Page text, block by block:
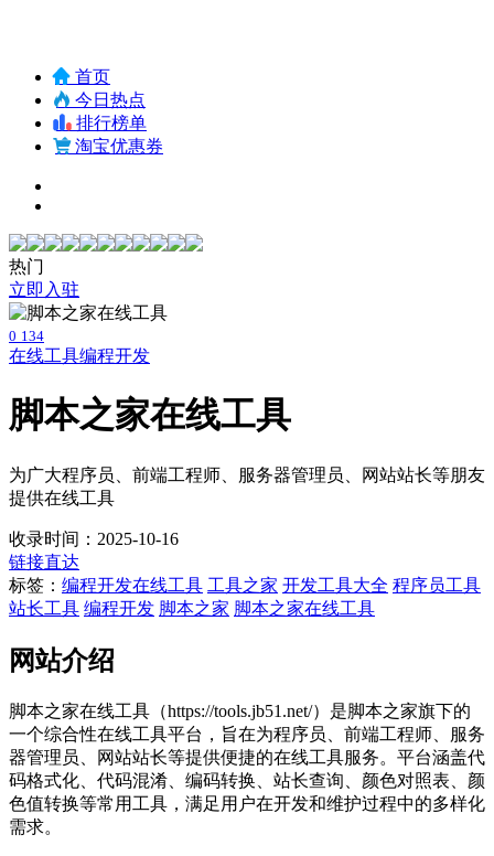
首页
今日热点
排行榜单
淘宝优惠券
热门
立即入驻
0 134
在线工具编程开发
脚本之家在线工具
为广大程序员、前端工程师、服务器管理员、网站站长等朋友
提供在线工具
收录时间：2025-10-16
链接直达
标签： 编程开发在线工具 工具之家 开发工具大全 程序员工具
站长工具 编程开发 脚本之家 脚本之家在线工具
网站介绍
脚本之家在线工具（https://tools.jb51.net/）是脚本之家旗下的
一个综合性在线工具平台，旨在为程序员、前端工程师、服务
器管理员、网站站长等提供便捷的在线工具服务。平台涵盖代
码格式化、代码混淆、编码转换、站长查询、颜色对照表、颜
色值转换等常用工具，满足用户在开发和维护过程中的多样化
需求。